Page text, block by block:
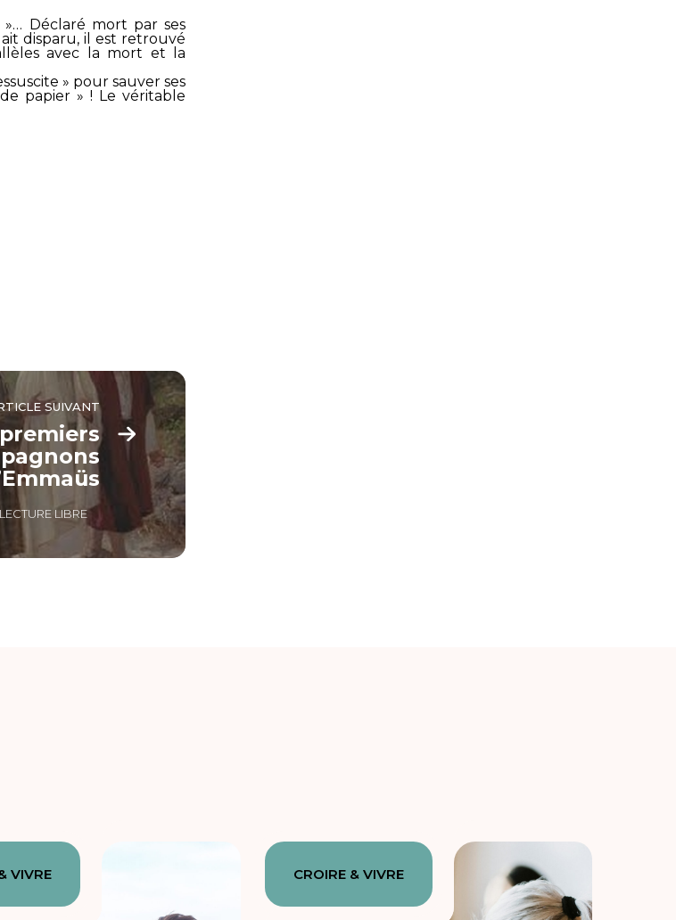
Déclaré mort par ses
disparu, il est retrouvé
avec la mort et la
» pour sauver ses
papier » ! Le véritable
SUIVANT
LECTURE LIBRE
VIVRE CROIRE & VIVRE